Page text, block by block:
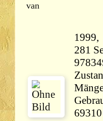
van
281 Seiten
69310